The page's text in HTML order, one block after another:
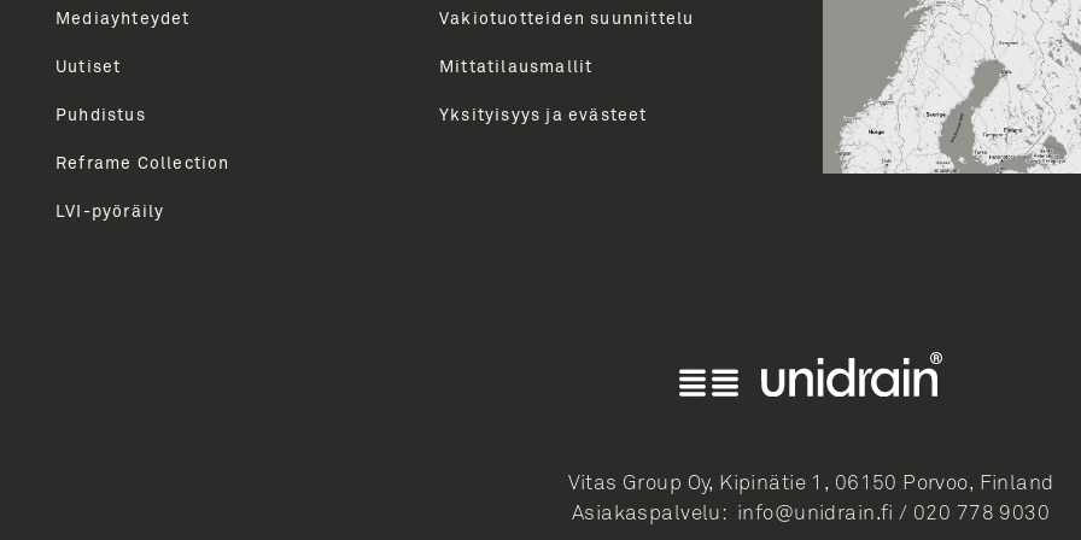
kautta. Tarjoamme sinulle parhaat sisällöt, vinkit, uutiset ja paljon muuta.
Mediayhteydet
Uutiset
Puhdistus
Reframe Collection
LVI-pyöräily
Vakiotuotteiden suunnittelu
Mittatilausmallit
Yksityisyys ja evästeet
Vitas Group Oy, Kipinätie 1, 06150 Porvoo, Finland
Asiakaspalvelu: info@unidrain.fi / 020 778 9030